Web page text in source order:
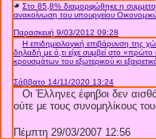
Στο 85,8% διαμορφώθηκε η
ανακοίνωση του υπουργείου
Παρασκευή 9/03/2012 09:28
Η επιδημιολογική επιβάρυνση της
δηλαδή με ό,τι είχε συμβεί στο
κρουσμάτων του εξωτερικού κι
Σάββατο 14/11/2020 13:24
Οι Έλληνες έφηβοι δεν
ούτε με τους συνομηλίκους
Πέμπτη 29/03/2007 12:56